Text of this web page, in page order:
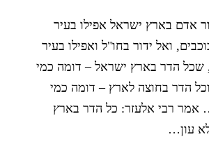
אדם בארץ ישראל אפילו בעיר
ואל ידור בחו"ל ואפילו בעיר
שכל הדר בארץ ישראל – דומה כמי
הדר בחוצה לארץ – דומה כמי
אמר רבי אלעזר: כל הדר בארץ
עון…